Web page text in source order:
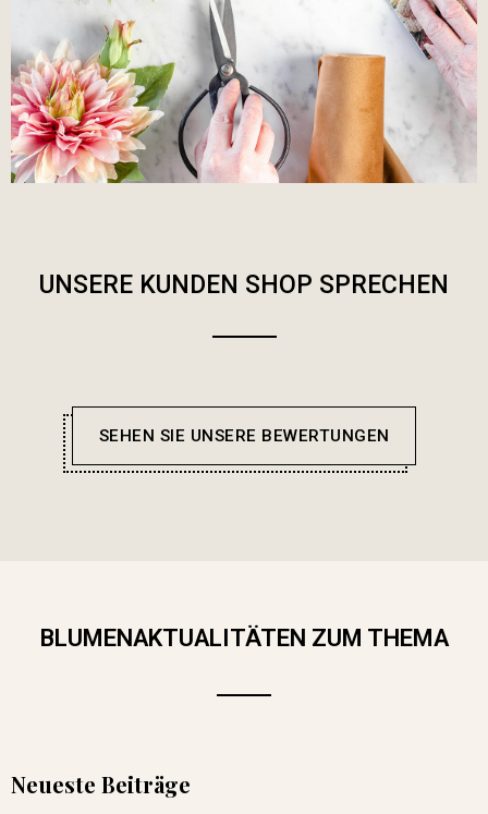
UNSERE KUNDEN SHOP SPRECHEN
SEHEN SIE UNSERE BEWERTUNGEN
BLUMENAKTUALITÄTEN ZUM THEMA
Neueste Beiträge